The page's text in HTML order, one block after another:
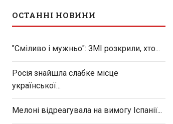
ОСТАННІ НОВИНИ
"Сміливо і мужньо": ЗМІ розкрили, хто...
Росія знайшла слабке місце
української...
Мелоні відреагувала на вимогу Іспанії...